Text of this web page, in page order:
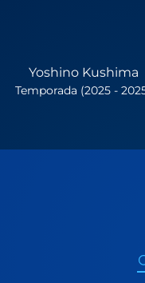
Yoshino Kushima
Temporada (2025 -